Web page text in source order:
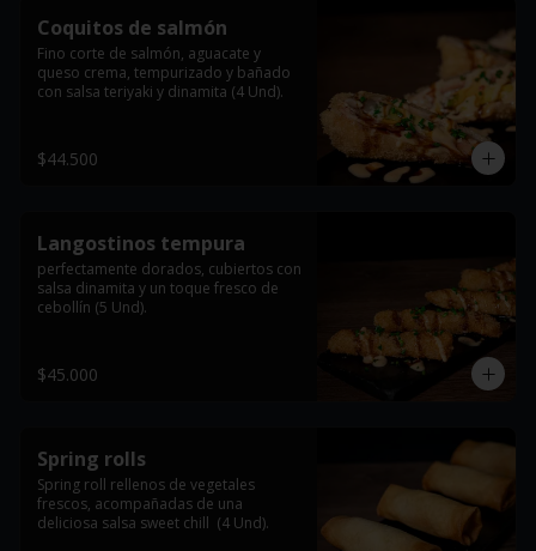
Coquitos de salmón
Fino corte de salmón, aguacate y
queso crema, tempurizado y bañado
con salsa teriyaki y dinamita (4 Und).
$44.500
Langostinos tempura
perfectamente dorados, cubiertos con
salsa dinamita y un toque fresco de
cebollín (5 Und).
$45.000
Spring rolls
Spring roll rellenos de vegetales
frescos, acompañadas de una
deliciosa salsa sweet chill  (4 Und).